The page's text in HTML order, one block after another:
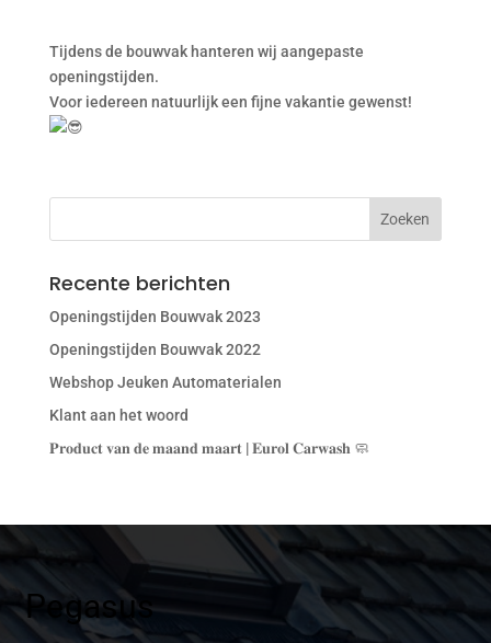
Tijdens de bouwvak hanteren wij aangepaste
openingstijden.
Voor iedereen natuurlijk een fijne vakantie gewenst!
Recente berichten
Openingstijden Bouwvak 2023
Openingstijden Bouwvak 2022
Webshop Jeuken Automaterialen
Klant aan het woord
𝐏𝐫𝐨𝐝𝐮𝐜𝐭 𝐯𝐚𝐧 𝐝𝐞 𝐦𝐚𝐚𝐧𝐝 𝐦𝐚𝐚𝐫𝐭 | 𝐄𝐮𝐫𝐨𝐥 𝐂𝐚𝐫𝐰𝐚𝐬𝐡 🧼
Pegasus